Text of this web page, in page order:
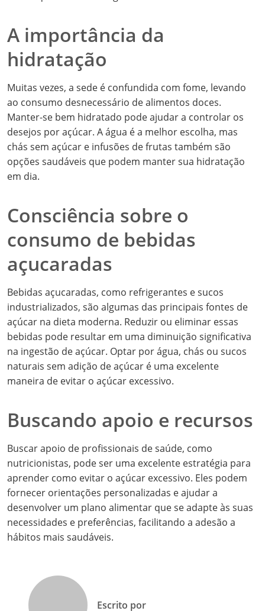
A importância da
hidratação
Muitas vezes, a sede é confundida com fome, levando
ao consumo desnecessário de alimentos doces.
Manter-se bem hidratado pode ajudar a controlar os
desejos por açúcar. A água é a melhor escolha, mas
chás sem açúcar e infusões de frutas também são
opções saudáveis que podem manter sua hidratação
em dia.
Consciência sobre o
consumo de bebidas
açucaradas
Bebidas açucaradas, como refrigerantes e sucos
industrializados, são algumas das principais fontes de
açúcar na dieta moderna. Reduzir ou eliminar essas
bebidas pode resultar em uma diminuição significativa
na ingestão de açúcar. Optar por água, chás ou sucos
naturais sem adição de açúcar é uma excelente
maneira de evitar o açúcar excessivo.
Buscando apoio e recursos
Buscar apoio de profissionais de saúde, como
nutricionistas, pode ser uma excelente estratégia para
aprender como evitar o açúcar excessivo. Eles podem
fornecer orientações personalizadas e ajudar a
desenvolver um plano alimentar que se adapte às suas
necessidades e preferências, facilitando a adesão a
hábitos mais saudáveis.
Escrito por